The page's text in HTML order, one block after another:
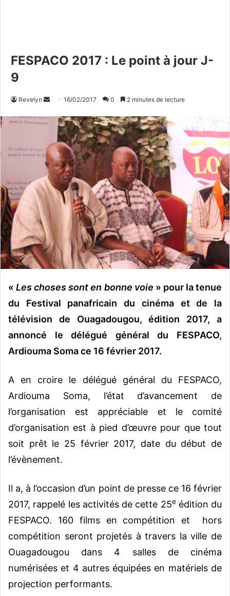
FESPACO 2017 : Le point à jour J-
9
Revelyn
y
e
u
n
o
u
r
r
e
16/02/2017 0 2 minutes de lecture
«Les choses sont en bonne voie » pour la tenue
du Festival panafricain du cinéma et de la
télévision de Ouagadougou, édition 2017, a
annoncé le délégué général du FESPACO,
Ardiouma Soma ce 16 février 2017.
A en croire le délégué général du FESPACO,
Ardiouma Soma, l’état d’avancement de
l’organisation est appréciable et le comité
d’organisation est à pied d’œuvre pour que tout
soit prêt le 25 février 2017, date du début de
l’évènement.
Il a, à l’occasion d’un point de presse ce 16 février
2017, rappelé les activités de cette 25eédition du
FESPACO. 160 films en compétition et hors
compétition seront projetés à travers la ville de
Ouagadougou dans 4 salles de cinéma
numérisées et 4 autres équipées en matériels de
projection performants.